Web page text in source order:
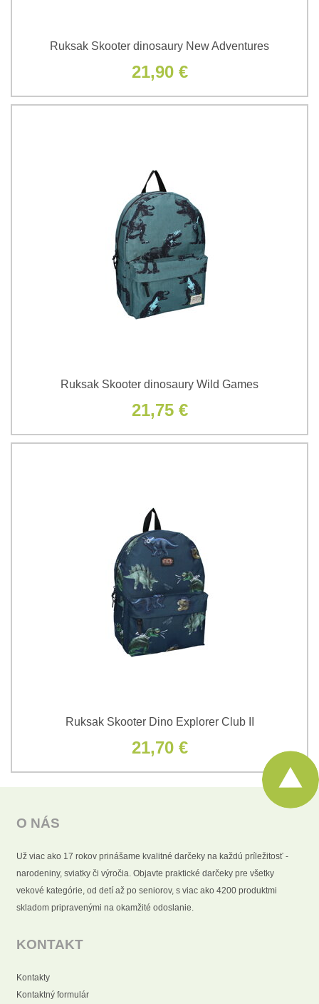
Ruksak Skooter dinosaury New Adventures
21,90 €
Ruksak Skooter dinosaury Wild Games
21,75 €
Ruksak Skooter Dino Explorer Club II
21,70 €
O NÁS
Už viac ako 17 rokov prinášame kvalitné darčeky na každú príležitosť -
narodeniny, sviatky či výročia. Objavte praktické darčeky pre všetky
vekové kategórie, od detí až po seniorov, s viac ako 4200 produktmi
skladom pripravenými na okamžité odoslanie.
KONTAKT
Kontakty
Kontaktný formulár